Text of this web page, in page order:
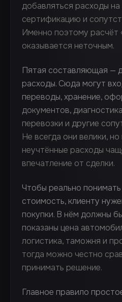
добавляться расходы
сертификацию и
Именно поэтому расчёт
оказывается неточным.
Пятая составляющая —
расходы. Сюда могут
переводы, хранение,
документов,
перевозки и другие
Не всегда они велики,
неучтённые расходы
впечатление от сделки.
Чтобы реально
стоимость, клиенту
покупки. В нём должны
показаны цена
логистика, таможня и
тогда можно честно
принимать решение.
Главное правило